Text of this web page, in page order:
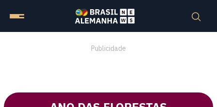
Publicidade